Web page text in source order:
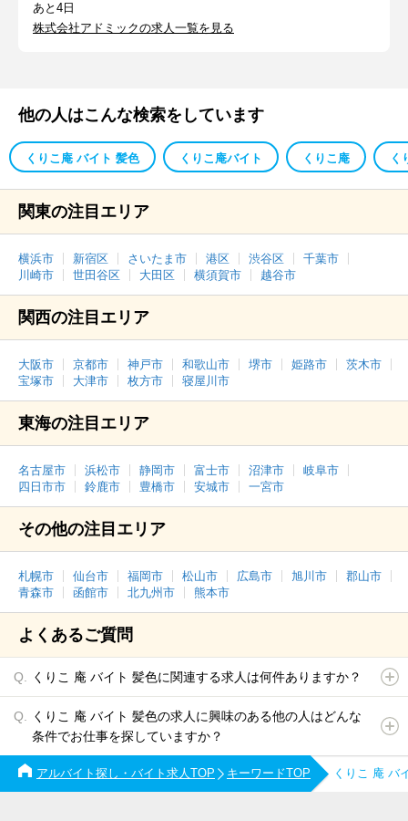
あと4日
株式会社アドミックの求人一覧を見る
他の人はこんな検索をしています
くりこ庵 バイト 髪色 くりこ庵バイト くりこ庵 く
関東の注目エリア
横浜市 新宿区 さいたま市 港区 渋谷区
千葉市
川崎市
世田谷区 大田区 横須賀市 越谷市
関西の注目エリア
大阪市 京都市 神戸市 和歌山市 堺市 姫路市
茨木市
宝塚市
大津市 枚方市 寝屋川市
東海の注目エリア
名古屋市 浜松市 静岡市 富士市 沼津市
岐阜市
四日市市
鈴鹿市 豊橋市 安城市 一宮市
その他の注目エリア
札幌市 仙台市 福岡市 松山市 広島市 旭川市
郡山市
青森市
函館市 北九州市 熊本市
よくあるご質問
くりこ 庵 バイト 髪色に関連する求人は何件ありますか？
くりこ 庵 バイト 髪色の求人に興味のある他の人はどんな
条件でお仕事を探していますか？
アルバイト探し・バイト求人TOP キーワードTOP くりこ 庵 バ